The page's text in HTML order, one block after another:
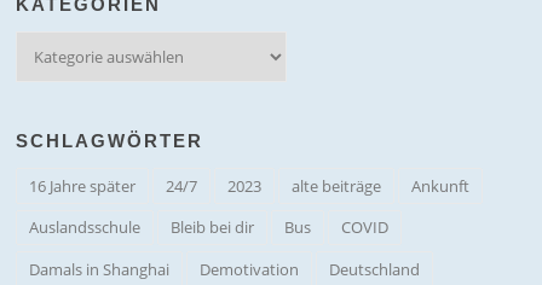
KATEGORIEN
SCHLAGWÖRTER
16 Jahre später 24/7 2023 alte beiträge
Ankunft
Auslandsschule
Bleib bei dir Bus
COVID
Damals in Shanghai
Demotivation
Deutschland